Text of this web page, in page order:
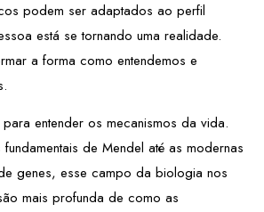
podem ser adaptados ao perfil
está se tornando uma realidade.
a forma como entendemos e
entender os mecanismos da vida.
de Mendel até as modernas
genes, esse campo da biologia nos
mais profunda de como as